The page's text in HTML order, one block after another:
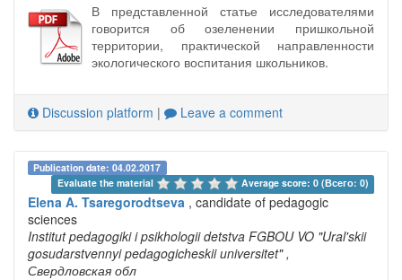
В представленной статье исследователями
говорится об озеленении пришкольной
территории, практической направленности
экологического воспитания школьников.
Discussion platform | Leave a comment
Publication date: 04.02.2017
Evaluate the material
Average score: 0 (Всего: 0)
Elena A. Tsaregorodtseva , candidate of pedagogic
sciences
Institut pedagogiki i psikhologii detstva FGBOU VO "Ural'skii
gosudarstvennyi pedagogicheskii universitet" ,
Свердловская обл